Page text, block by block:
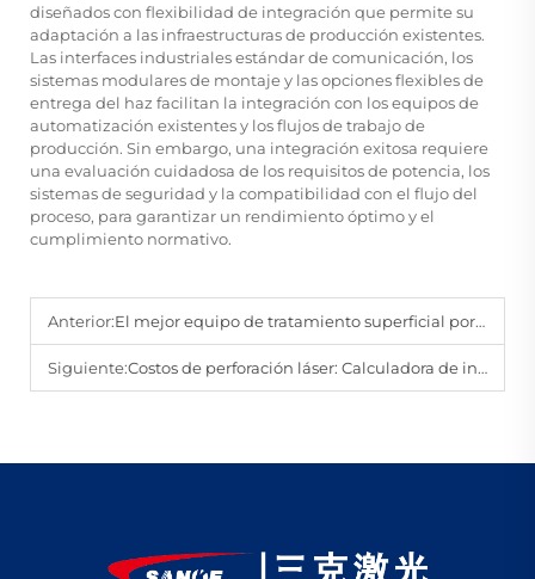
diseñados con flexibilidad de integración que permite su
adaptación a las infraestructuras de producción existentes.
Las interfaces industriales estándar de comunicación, los
sistemas modulares de montaje y las opciones flexibles de
entrega del haz facilitan la integración con los equipos de
automatización existentes y los flujos de trabajo de
producción. Sin embargo, una integración exitosa requiere
una evaluación cuidadosa de los requisitos de potencia, los
sistemas de seguridad y la compatibilidad con el flujo del
proceso, para garantizar un rendimiento óptimo y el
cumplimiento normativo.
Anterior:El mejor equipo de tratamiento superficial por láser y sus precios
Siguiente:Costos de perforación láser: Calculadora de inversión y ROI